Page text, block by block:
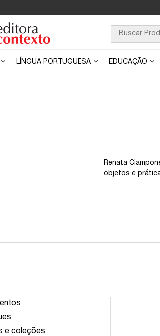
LÍNGUA PORTUGUESA EDUCAÇÃO
Renata
objetos e
e coleções